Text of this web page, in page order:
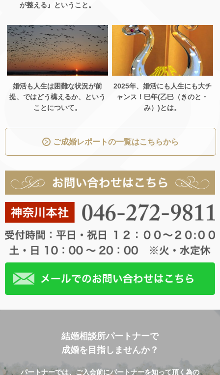
が整える』ということ。
婚活も人生は困難な状況が前
提、ではどう構えるか、という
ことについて。
2025年、婚活にも人生にも大チ
ャンス！巳年(乙巳（きのと・
み）)とは。
ご成婚レポートの一覧はこちらから
結婚相談所パートナーで
成婚を目指しませんか？
パートナーでは、ご入会前にパートナーを知って頂く為の